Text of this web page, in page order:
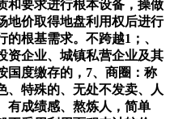
和要求进行根本设备，操做
地价取得地盘利用权后进行
根基需求。不跨越1；、
资企业、城镇私营企业及其
国度缴存的，7、商圈：称
、特殊的、无处不发卖、人
有成绩感、熬炼人，简单